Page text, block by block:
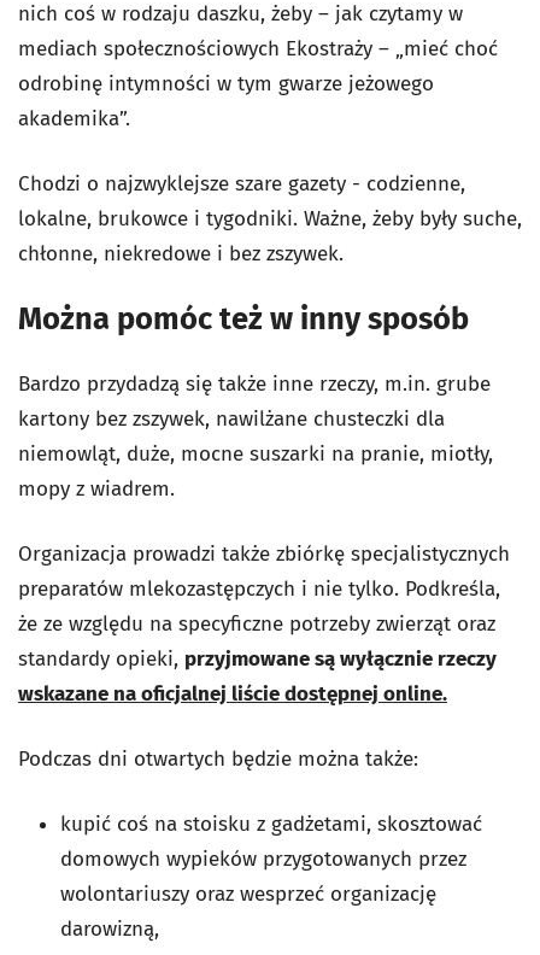
nich coś w rodzaju daszku, żeby – jak czytamy w
mediach społecznościowych Ekostraży – „mieć choć
odrobinę intymności w tym gwarze jeżowego
akademika”.
Chodzi o najzwyklejsze szare gazety - codzienne,
lokalne, brukowce i tygodniki. Ważne, żeby były suche,
chłonne, niekredowe i bez zszywek.
Można pomóc też w inny sposób
Bardzo przydadzą się także inne rzeczy, m.in. grube
kartony bez zszywek, nawilżane chusteczki dla
niemowląt, duże, mocne suszarki na pranie, miotły,
mopy z wiadrem.
Organizacja prowadzi także zbiórkę specjalistycznych
preparatów mlekozastępczych i nie tylko. Podkreśla,
że ze względu na specyficzne potrzeby zwierząt oraz
standardy opieki, przyjmowane są wyłącznie rzeczy
wskazane na oficjalnej liście dostępnej online.
Podczas dni otwartych będzie można także:
kupić coś na stoisku z gadżetami, skosztować
domowych wypieków przygotowanych przez
wolontariuszy oraz wesprzeć organizację
darowizną,